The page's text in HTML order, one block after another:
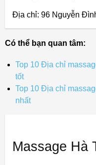
Địa chỉ: 96 Nguyễn
Có thể bạn quan tâm:
Top 10 Địa chỉ
tốt
Top 10 Địa chỉ
nhất
Massage Hà